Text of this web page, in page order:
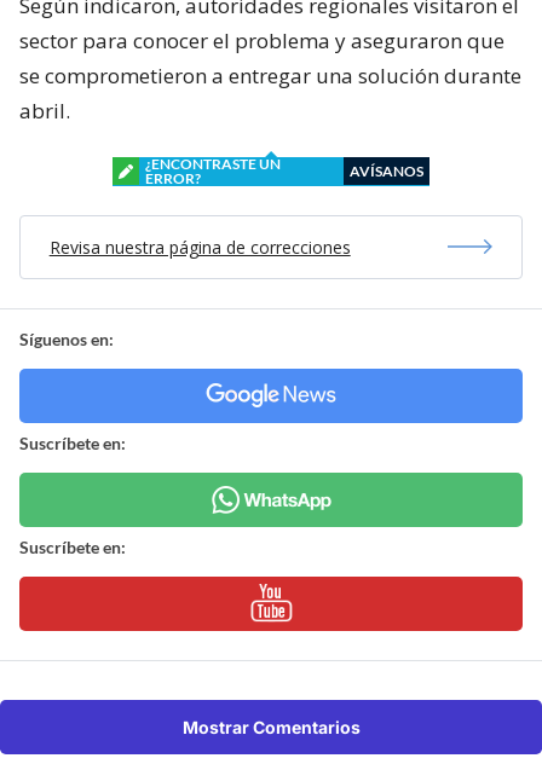
sector para conocer el problema y aseguraron que
se comprometieron a entregar una solución durante
abril.
¿ENCONTRASTE UN
ERROR?
AVÍSANOS
Revisa nuestra página de correcciones
Síguenos en:
Suscríbete en:
Suscríbete en:
Mostrar Comentarios